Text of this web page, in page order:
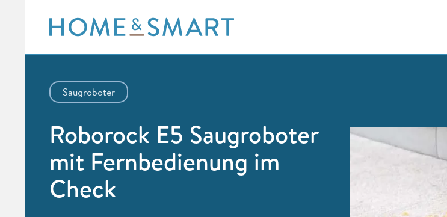
content
Saugroboter
Roborock E5 Saugroboter
mit Fernbedienung im
Check